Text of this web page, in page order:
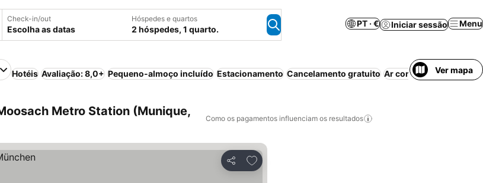
Check-in/out
Escolha as datas
Hóspedes e quartos
2 hóspedes, 1 quarto.
PT · € Iniciar sessão Menu
Hotéis Avaliação: 8,0+ Pequeno-almoço incluído Estacionamento Cancelamento gratuito Ar condicionadoVer mapa
Metro Station (Munique,
Como os pagamentos influenciam os resultados
Partilhar
Adicionar aos favoritos